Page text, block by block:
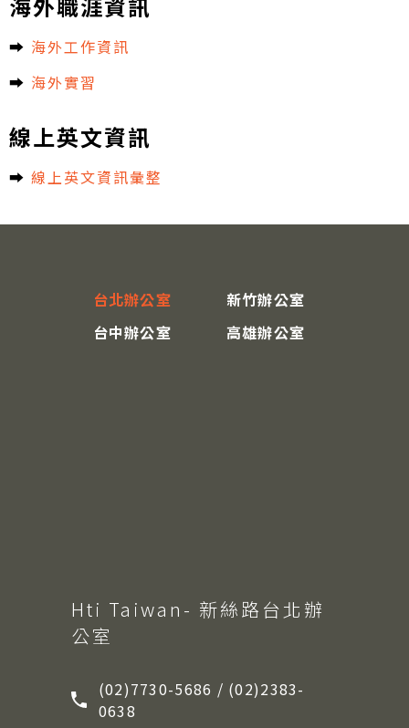
➡︎ 海外工作資訊
➡︎ 海外實習
線上英文資訊
➡︎ 線上英文資訊彙整
台北辦公室
新竹辦公室
台中辦公室
高雄辦公室
Hti Taiwan- 新絲路台北辦
公室
(02)7730-5686 / (02)2383-
0638